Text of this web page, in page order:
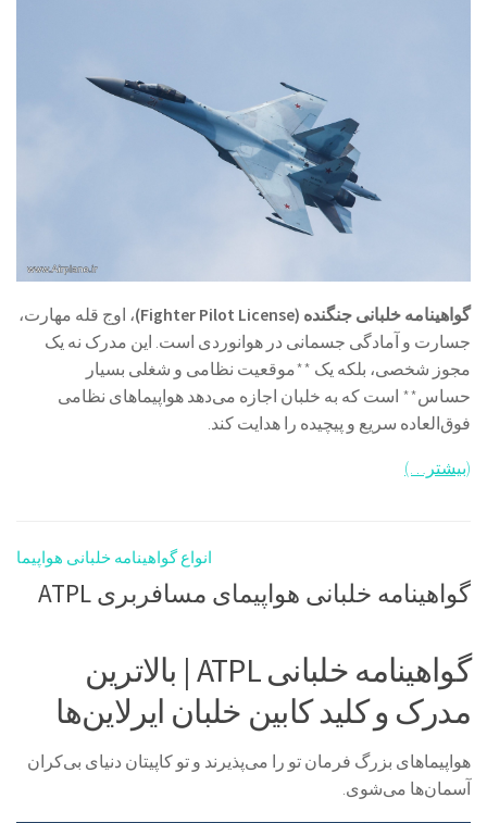
گواهینامه خلبانی جنگنده (Fighter Pilot License)
، اوج قله مهارت،
جسارت و آمادگی جسمانی در هوانوردی است. این مدرک نه یک
مجوز شخصی، بلکه یک **موقعیت نظامی و شغلی بسیار
حساس** است که به خلبان اجازه می‌دهد هواپیماهای نظامی
فوق‌العاده سریع و پیچیده را هدایت کند.
(بیشتر…)
انواع گواهینامه خلبانی هواپیما
گواهینامه خلبانی هواپیمای مسافربری ATPL
گواهینامه خلبانی ATPL | بالاترین
مدرک و کلید کابین خلبان ایرلاین‌ها
هواپیماهای بزرگ فرمان تو را می‌پذیرند و تو کاپیتان دنیای بی‌کران
آسمان‌ها می‌شوی.